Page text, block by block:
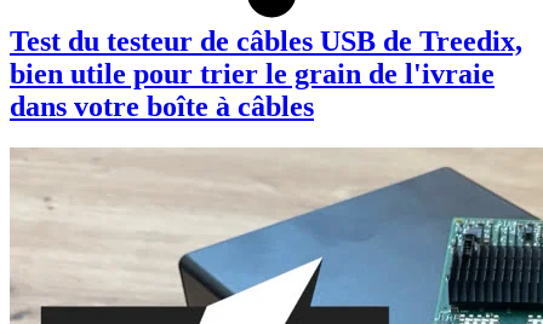
Test du testeur de câbles USB de Treedix,
bien utile pour trier le grain de l'ivraie
dans votre boîte à câbles